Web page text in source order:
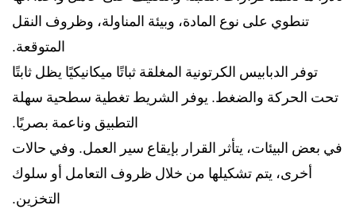
تنطوي على نوع المادة، وبيئة المناولة، وظروف النقل
المتوقعة.
توفر الدبابيس الكرتونية المغلقة ثباتًا ميكانيكيًا يظل ثابتًا
تحت الحركة والضغط. يوفر الشريط تغطية سطحية سهلة
التطبيق وناعمة بصريًا.
في بعض البيئات، يتأثر القرار بإيقاع سير العمل. وفي حالات
أخرى، يتم تشكيلها من خلال ظروف التعامل أو سلوك
التخزين.